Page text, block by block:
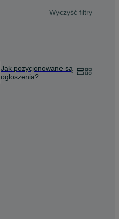
Wyczyść filtry
Jak pozycjonowane są
ogłoszenia?